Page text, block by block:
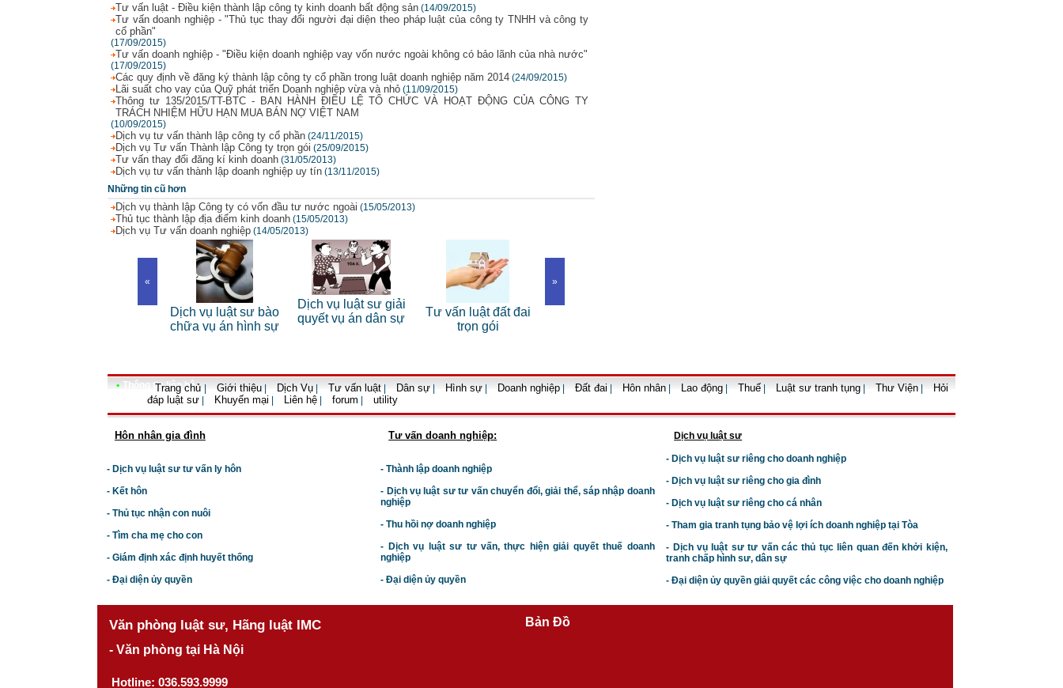
Tư vấn luật - Điều kiện thành lập công ty kinh doanh bất động sản (14/09/2015)
Tư vấn doanh nghiệp - "Thủ tục thay đổi người đại diện theo pháp luật của công ty TNHH và công ty
cổ phần"
(17/09/2015)
Tư vấn doanh nghiệp - "Điều kiện doanh nghiệp vay vốn nước ngoài không có bảo lãnh của nhà nước"
(17/09/2015)
Các quy định về đăng ký thành lập công ty cổ phần trong luật doanh nghiệp năm 2014 (24/09/2015)
Lãi suất cho vay của Quỹ phát triển Doanh nghiệp vừa và nhỏ (11/09/2015)
Thông tư 135/2015/TT-BTC - BAN HÀNH ĐIỀU LỆ TỔ CHỨC VÀ HOẠT ĐỘNG CỦA CÔNG TY
TRÁCH NHIỆM HỮU HẠN MUA BÁN NỢ VIỆT NAM
(10/09/2015)
Dịch vụ tư vấn thành lập công ty cổ phần (24/11/2015)
Dịch vụ Tư vấn Thành lập Công ty trọn gói (25/09/2015)
Tư vấn thay đổi đăng kí kinh doanh (31/05/2013)
Dịch vụ tư vấn thành lập doanh nghiệp uy tín (13/11/2015)
Những tin cũ hơn
Dịch vụ thành lập Công ty có vốn đầu tư nước ngoài (15/05/2013)
Thủ tục thành lập địa điểm kinh doanh (15/05/2013)
Dịch vụ Tư vấn doanh nghiệp (14/05/2013)
« »
Dịch vụ luật sư bào
chữa vụ án hình sự
Dịch vụ luật sư giải
quyết vụ án dân sự
Tư vấn luật đất đai
trọn gói
Trình tự, thủ tục cho , tặng
quyền sử dụng đất
trong tố tụng hình sự
• Thông tin liên hệ
Trang chủ | Giới thiệu | Dịch Vụ | Tư vấn luật | Dân sự | Hình sự | Doanh nghiệp | Đất đai | Hôn nhân | Lao động | Thuế | Luật sư tranh tụng | Thư Viện |
Hỏi
đáp luật sư | Khuyến mại | Liên hệ | forum | utility
Hôn nhân gia đình
- Dịch vụ luật sư tư vấn ly hôn
- Kết hôn
- Thủ tục nhận con nuôi
- Tìm cha mẹ cho con
- Giám định xác định huyết thống
- Đại diện ủy quyền
Tư vấn doanh nghiệp:
- Thành lập doanh nghiệp
- Dịch vụ luật sư tư vấn chuyển đổi, giải thể, sáp nhập doanh
nghiệp
- Thu hồi nợ doanh nghiệp
- Dịch vụ luật sư tư vấn, thực hiện giải quyết thuế doanh
nghiệp
- Đại diện ủy quyền
Dịch vụ luật sư
- Dịch vụ luật sư riêng cho doanh nghiệp
- Dịch vụ luật sư riêng cho gia đình
- Dịch vụ luật sư riêng cho cá nhân
- Tham gia tranh tụng bảo vệ lợi ích doanh nghiệp tại Tòa
- Dịch vụ luật sư tư vấn các thủ tục liên quan đến khởi kiện,
tranh chấp hình sư, dân sự
- Đại diện ủy quyền giải quyết các công việc cho doanh nghiệp
Văn phòng luật sư, Hãng luật IMC
- Văn phòng tại Hà Nội
Hotline: 036.593.9999
Bản Đồ